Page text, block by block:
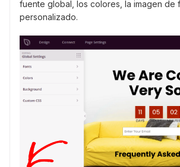
fuente global, los colores, la imagen de
personalizado.